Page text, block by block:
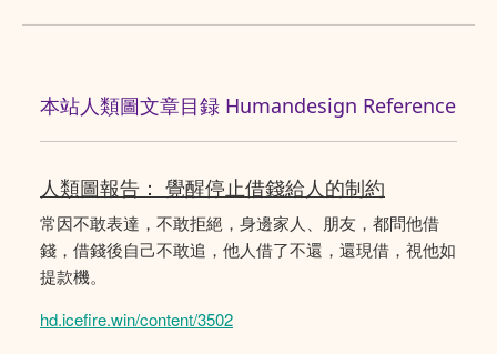
本站人類圖文章目録 Humandesign Reference
人類圖報告： 覺醒停止借錢給人的制約
常因不敢表達，不敢拒絕，身邊家人、朋友，都問他借
錢，借錢後自己不敢追，他人借了不還，還現借，視他如
提款機。
hd.icefire.win/content/3502